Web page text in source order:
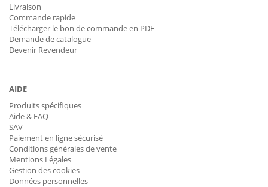
Livraison
Commande rapide
Télécharger le bon de commande en PDF
Demande de catalogue
Devenir Revendeur
AIDE
Produits spécifiques
Aide & FAQ
SAV
Paiement en ligne sécurisé
Conditions générales de vente
Mentions Légales
Gestion des cookies
Données personnelles